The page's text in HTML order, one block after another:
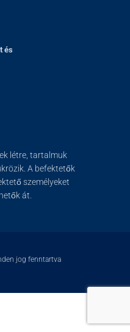
és
létre, tartalmuk
A befektetők
személyeket
át.
jog fenntartva